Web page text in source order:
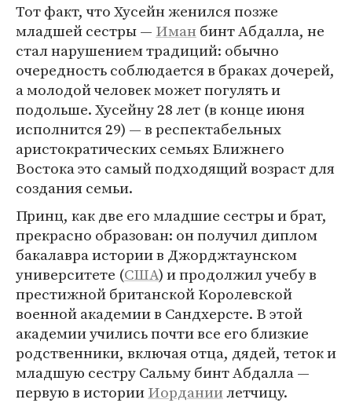
Тот факт, что Хусейн женился позже
младшей сестры — Иман бинт Абдалла, не
стал нарушением традиций: обычно
очередность соблюдается в браках дочерей,
а молодой человек может погулять и
подольше. Хусейну 28 лет (в конце июня
исполнится 29) — в респектабельных
аристократических семьях Ближнего
Востока это самый подходящий возраст для
создания семьи.
Принц, как две его младшие сестры и брат,
прекрасно образован: он получил диплом
бакалавра истории в Джорджтаунском
университете (США) и продолжил учебу в
престижной британской Королевской
военной академии в Сандхерсте. В этой
академии учились почти все его близкие
родственники, включая отца, дядей, теток и
младшую сестру Сальму бинт Абдалла —
первую в историиИорданиилетчицу.